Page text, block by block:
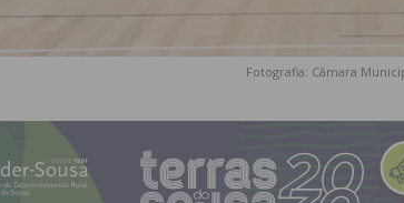
Fotografia: Câmara